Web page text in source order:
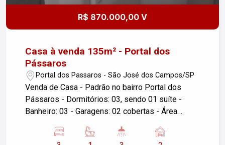
R$ 870.000,00 V
Casa à venda 135m² - Portal dos
Pássaros
Portal dos Passaros - São José dos Campos/SP
Venda de Casa - Padrão no bairro Portal dos
Pássaros - Dormitórios: 03, sendo 01 suíte -
Banheiro: 03 - Garagens: 02 cobertas - Área
Localização: São José dos Campos/SP